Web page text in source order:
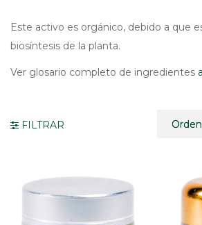
Este activo es orgánico, debido a que
biosíntesis de la planta.
Ver glosario completo de ingredientes
FILTRAR